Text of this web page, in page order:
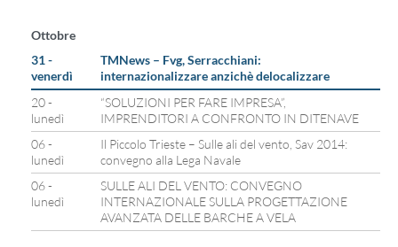
Ottobre
31 -
venerdì
TMNews – Fvg, Serracchiani:
internazionalizzare anzichè delocalizzare
20 -
lunedì
“SOLUZIONI PER FARE IMPRESA”,
IMPRENDITORI A CONFRONTO IN DITENAVE
06 -
lunedì
Il Piccolo Trieste – Sulle ali del vento, Sav 2014:
convegno alla Lega Navale
06 -
lunedì
SULLE ALI DEL VENTO: CONVEGNO
INTERNAZIONALE SULLA PROGETTAZIONE
AVANZATA DELLE BARCHE A VELA